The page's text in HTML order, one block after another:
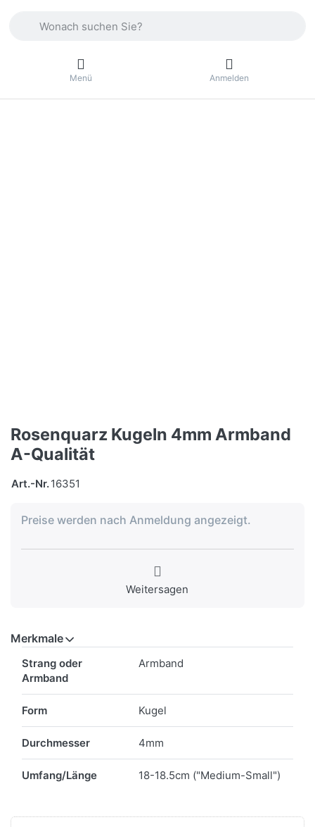
Menü Anmelden
Rosenquarz Kugeln 4mm Armband
A-Qualität
Art.-Nr.16351
Preise werden nach Anmeldung angezeigt.
Weitersagen
Merkmale
Strang oder
Armband
Armband
Form Kugel
Durchmesser 4mm
Umfang/Länge 18-18.5cm ("Medium-Small")